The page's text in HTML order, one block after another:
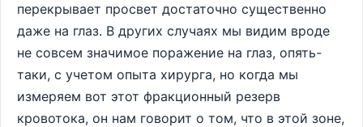
перекрывает просвет достаточно существенно
даже на глаз. В других случаях мы видим вроде
не совсем значимое поражение на глаз, опять-
таки, с учетом опыта хирурга, но когда мы
измеряем вот этот фракционный резерв
кровотока, он нам говорит о том, что в этой зоне,